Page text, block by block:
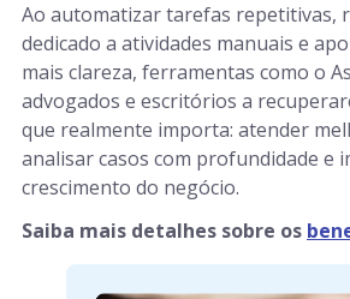
Ao automatizar tarefas repetitivas,
dedicado a atividades manuais e
mais clareza, ferramentas como o
advogados e escritórios a
que realmente importa: atender
analisar casos com profundidade e
crescimento do negócio.
Saiba mais detalhes sobre os